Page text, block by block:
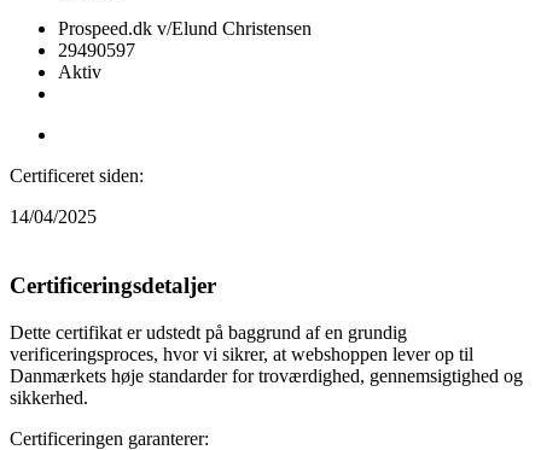
Prospeed.dk v/Elund Christensen
29490597
Aktiv
Certificeret siden:
14/04/2025
Certificeringsdetaljer
Dette certifikat er udstedt på baggrund af en grundig
verificeringsproces, hvor vi sikrer, at webshoppen lever op til
Danmærkets høje standarder for troværdighed, gennemsigtighed og
sikkerhed.
Certificeringen garanterer: